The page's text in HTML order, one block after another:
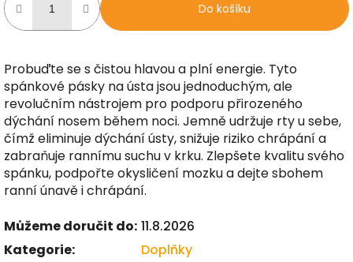
Do košíku
Probuďte se s čistou hlavou a plní energie. Tyto
spánkové pásky na ústa jsou jednoduchým, ale
revolučním nástrojem pro podporu přirozeného
dýchání nosem během noci. Jemně udržuje rty u sebe,
čímž eliminuje dýchání ústy, snižuje riziko chrápání a
zabraňuje rannímu suchu v krku. Zlepšete kvalitu svého
spánku, podpořte okysličení mozku a dejte sbohem
ranní únavě i chrápání.
Můžeme doručit do: 11.8.2026
Kategorie:
Doplňky